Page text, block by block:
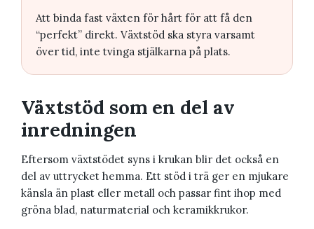
Att binda fast växten för hårt för att få den
“perfekt” direkt. Växtstöd ska styra varsamt
över tid, inte tvinga stjälkarna på plats.
Växtstöd som en del av
inredningen
Eftersom växtstödet syns i krukan blir det också en
del av uttrycket hemma. Ett stöd i trä ger en mjukare
känsla än plast eller metall och passar fint ihop med
gröna blad, naturmaterial och keramikkrukor.